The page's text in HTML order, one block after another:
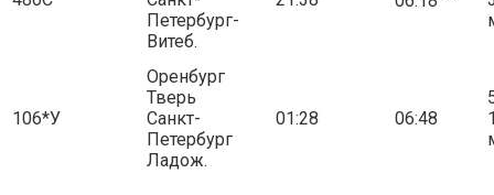
Петербург-
Витеб.
106*У
Оренбург
Тверь
Санкт-
Петербург
Ладож.
01:28 06:48